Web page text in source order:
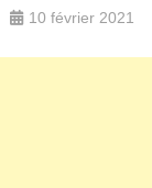
10 février 2021